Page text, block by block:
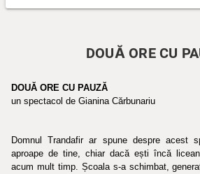
DOUĂ ORE CU
DOUĂ ORE CU PAUZĂ
un spectacol de Gianina Cărbunariu
Domnul Trandafir ar spune despre acest
aproape de tine, chiar dacă ești încă
acum mult timp. Școala s-a schimbat,